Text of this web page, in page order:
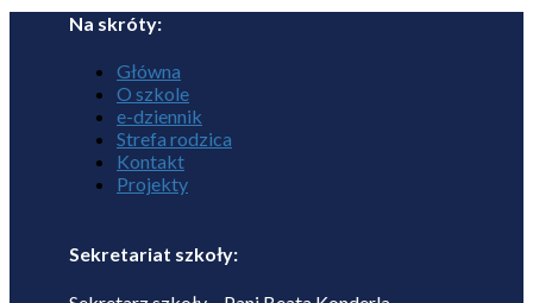
Na skróty:
Główna
O szkole
e-dziennik
Strefa rodzica
Kontakt
Projekty
Sekretariat szkoły: